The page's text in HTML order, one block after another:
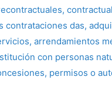
contrataciones das,
arrendamientos
con personas
permisos o